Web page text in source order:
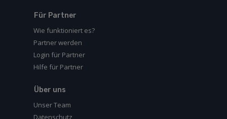
Für Partner
Wie funktioniert es?
Partner werden
Login für Partner
Hilfe für Partner
Über uns
Unser Team
Datenschutz